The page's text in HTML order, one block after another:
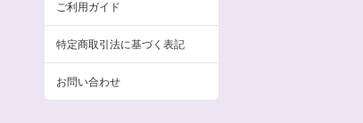
ご利用ガイド
特定商取引法に基づく表記
お問い合わせ